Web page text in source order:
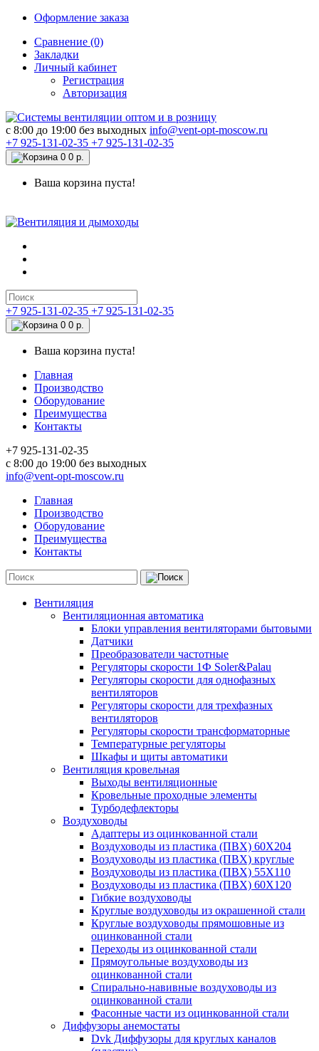
Оформление заказа
Сравнение (0)
Закладки
Личный кабинет
Регистрация
Авторизация
c 8:00 до 19:00 без выходных info@vent-opt-moscow.ru
+7 925-131-02-35 +7 925-131-02-35
0 0 р.
Ваша корзина пуста!
+7 925-131-02-35 +7 925-131-02-35
0 0 р.
Ваша корзина пуста!
Главная
Производство
Оборудование
Преимущества
Контакты
+7 925-131-02-35
c 8:00 до 19:00 без выходных
info@vent-opt-moscow.ru
Главная
Производство
Оборудование
Преимущества
Контакты
Вентиляция
Вентиляционная автоматика
Блоки управления вентиляторами бытовыми
Датчики
Преобразователи частотные
Регуляторы скорости 1Ф Soler&Palau
Регуляторы скорости для однофазных
вентиляторов
Регуляторы скорости для трехфазных
вентиляторов
Регуляторы скорости трансформаторные
Температурные регуляторы
Шкафы и щиты автоматики
Вентиляция кровельная
Выходы вентиляционные
Кровельные проходные элементы
Турбодефлекторы
Воздуховоды
Адаптеры из оцинкованной стали
Воздуховоды из пластика (ПВХ) 60Х204
Воздуховоды из пластика (ПВХ) круглые
Воздуховоды из пластика (ПВХ) 55Х110
Воздуховоды из пластика (ПВХ) 60Х120
Гибкие воздуховоды
Круглые воздуховоды из окрашенной стали
Круглые воздуховоды прямошовные из
оцинкованной стали
Переходы из оцинкованной стали
Прямоугольные воздуховоды из
оцинкованной стали
Спирально-навивные воздуховоды из
оцинкованной стали
Фасонные части из оцинкованной стали
Диффузоры анемостаты
Dvk Диффузоры для круглых каналов